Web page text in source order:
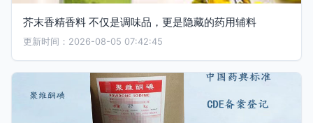
芥末香精香料 不仅是调味品，更是隐藏的药用辅料
更新时间：2026-08-05 07:42:45